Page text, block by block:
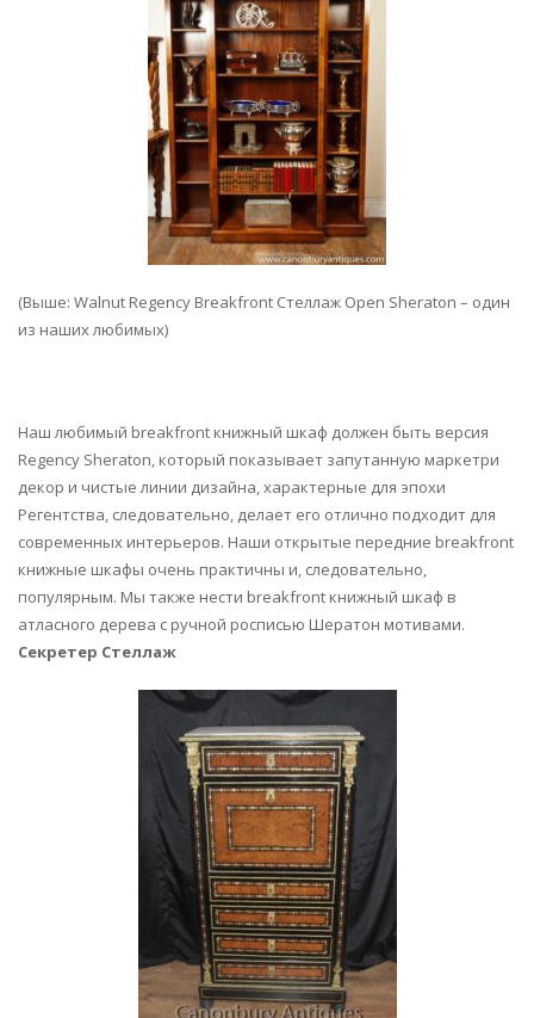
(Выше: Walnut Regency Breakfront Стеллаж Open Sheraton – один
из наших любимых)
Наш любимый breakfront книжный шкаф должен быть версия
Regency Sheraton, который показывает запутанную маркетри
декор и чистые линии дизайна, характерные для эпохи
Регентства, следовательно, делает его отлично подходит для
современных интерьеров. Наши открытые передние breakfront
книжные шкафы очень практичны и, следовательно,
популярным. Мы также нести breakfront книжный шкаф в
атласного дерева с ручной росписью Шератон мотивами.
Секретер Стеллаж